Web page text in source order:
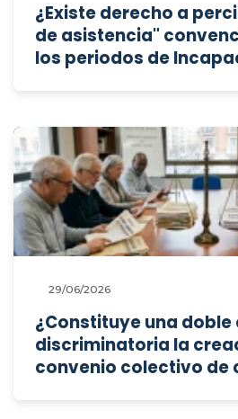
¿Existe derecho a
de asistencia"
los periodos de
29/06/2026
¿Constituye una
discriminatoria la
convenio colectivo de